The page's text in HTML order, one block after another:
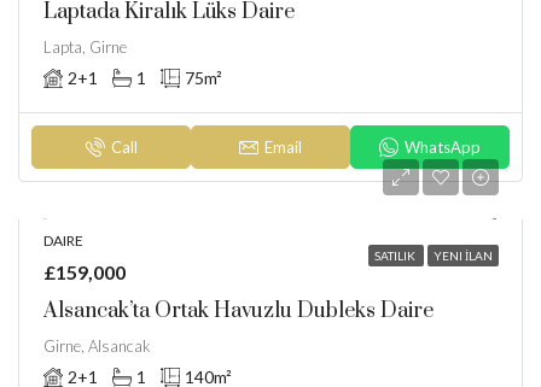
Laptada Kiralık Lüks Daire
Lapta, Girne
2+1 1 75m²
Call Email WhatsApp
SATILIK YENI İLAN
DAIRE
£159,000
Alsancak’ta Ortak Havuzlu Dubleks Daire
Girne, Alsancak
2+1 1 140m²